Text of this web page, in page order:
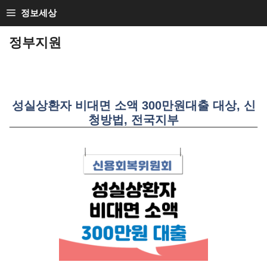
SKIP
TO
CONTENT
정보세상
정부지원
성실상환자 비대면 소액 300만원대출 대상, 신
청방법, 전국지부